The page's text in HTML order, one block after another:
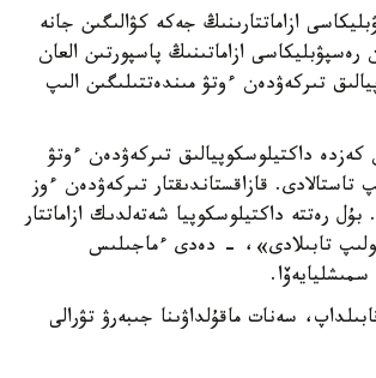
ازاماتتارىنىڭ جەكە كۋالىگىن جانە
رەسپۋبليكاسى ازاماتىنىڭ پاسپورتىن العان
تىركەۋدەن ءوتۋ مىندەتتىلىگىن الىپ
كەزدە داكتيلوسكوپيالىق تىركەۋدەن ءوتۋ
تاستالادى. قازاقستاندىقتار تىركەۋدەن ءوز
رەتتە داكتيلوسكوپيا شەتەلدىك ازاماتتار
تابىلادى»، - دەدى ءماجىلىس
سمىشليايەۆا.
سەنات ماقۇلداۋىنا جىبەرۋ تۋرالى